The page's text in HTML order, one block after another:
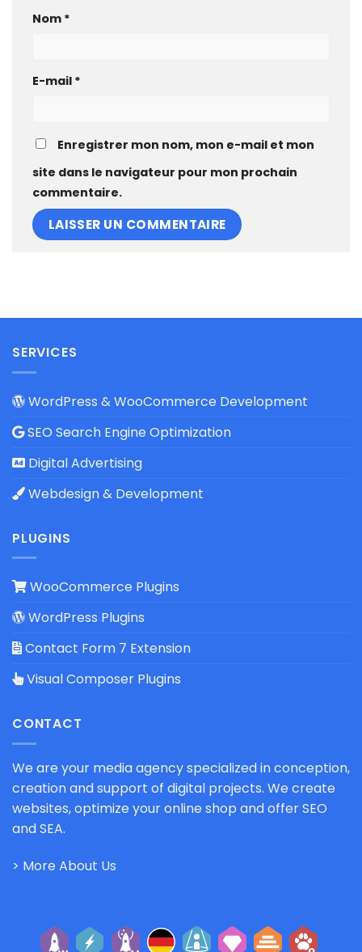
Nom *
E-mail *
Enregistrer mon nom, mon e-mail et mon
site dans le navigateur pour mon prochain
commentaire.
SERVICES
WordPress & WooCommerce Development
SEO Search Engine Optimization
Digital Advertising
Webdesign & Development
PLUGINS
WooCommerce Plugins
WordPress Plugins
Contact Form 7 Extension
Visual Composer Plugins
CONTACT
We are your media agency specialized in conception,
creation and support of digital projects. We create
websites, optimize your online shop and offer SEO
and SEA.
> More About Us